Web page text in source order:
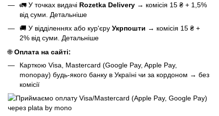
🚛 У точках видачі Rozetka Delivery → комісія 15 ₴ + 1,5%
від суми. Детальніше
🚚 У відділеннях або кур'єру Укрпошти → комісія 15 ₴ +
2% від суми. Детальніше
🌐Оплата на сайті:
Карткою Visa, Mastercard (Google Pay, Apple Pay,
monopay) будь-якого банку в Україні чи за кордоном → без
комісії